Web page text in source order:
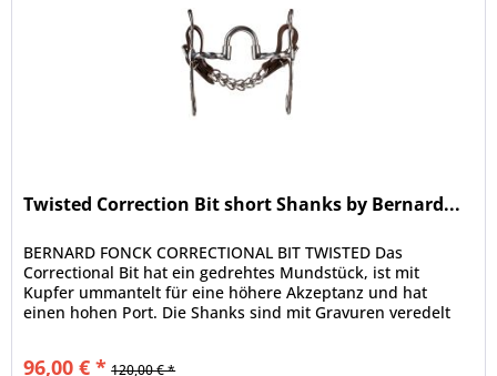
Twisted Correction Bit short Shanks by Bernard...
BERNARD FONCK CORRECTIONAL BIT TWISTED Das
Correctional Bit hat ein gedrehtes Mundstück, ist mit
Kupfer ummantelt für eine höhere Akzeptanz und hat
einen hohen Port. Die Shanks sind mit Gravuren veredelt
96,00 € * 120,00 € *